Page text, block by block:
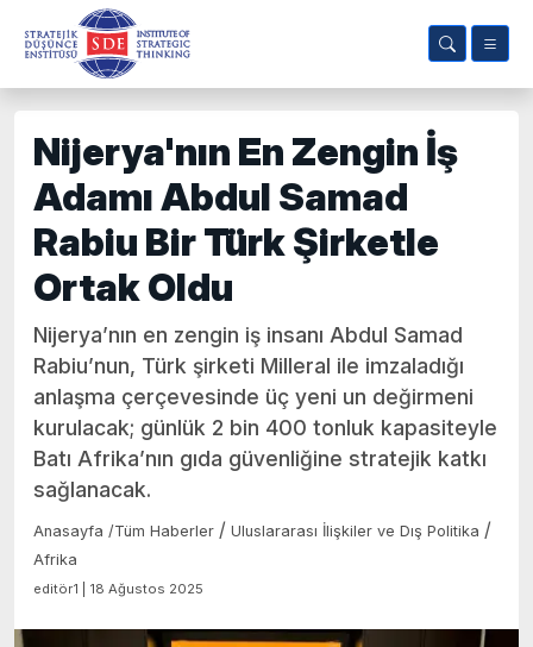
Nijerya'nın En Zengin İş
Adamı Abdul Samad
Rabiu Bir Türk Şirketle
Ortak Oldu
Nijerya’nın en zengin iş insanı Abdul Samad
Rabiu’nun, Türk şirketi Milleral ile imzaladığı
anlaşma çerçevesinde üç yeni un değirmeni
kurulacak; günlük 2 bin 400 tonluk kapasiteyle
Batı Afrika’nın gıda güvenliğine stratejik katkı
sağlanacak.
Anasayfa /Tüm Haberler / Uluslararası İlişkiler ve Dış Politika /
Afrika
editör1 | 18 Ağustos 2025